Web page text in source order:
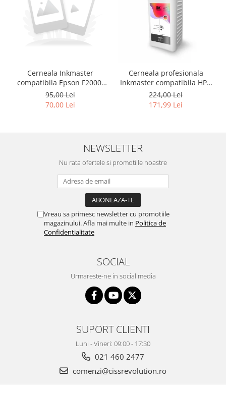
Cerneala Inkmaster
compatibila Epson F2000,
F2100 - DTG Black, DG2100,
100 ml
95,00 Lei
70,00 Lei
Cerneala profesionala
Inkmaster compatibila HP -
DYE, GRAY, H720GY, 1 litru
224,00 Lei
171,99 Lei
NEWSLETTER
Nu rata ofertele si promotiile noastre
Vreau sa primesc newsletter cu promotiile
magazinului. Afla mai multe in Politica de
Confidentialitate
SOCIAL
Urmareste-ne in social media
SUPORT CLIENTI
Luni - Vineri: 09:00 - 17:30
021 460 2477
comenzi@cissrevolution.ro